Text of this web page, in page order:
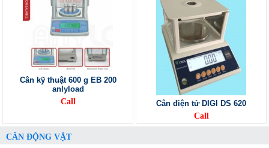
Cân kỹ thuật 600 g EB 200
anlyload
Call
Cân điện tử DIGI DS 620
Call
CÂN ĐỘNG VẬT